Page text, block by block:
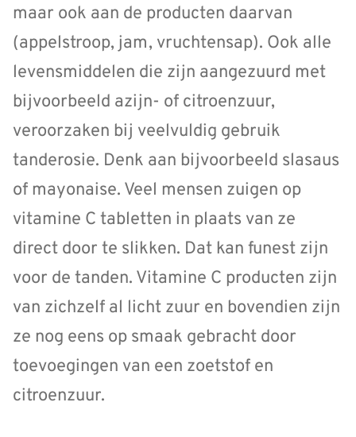
maar ook aan de producten daarvan
(appelstroop, jam, vruchtensap). Ook alle
levensmiddelen die zijn aangezuurd met
bijvoorbeeld azijn- of citroenzuur,
veroorzaken bij veelvuldig gebruik
tanderosie. Denk aan bijvoorbeeld slasaus
of mayonaise. Veel mensen zuigen op
vitamine C tabletten in plaats van ze
direct door te slikken. Dat kan funest zijn
voor de tanden. Vitamine C producten zijn
van zichzelf al licht zuur en bovendien zijn
ze nog eens op smaak gebracht door
toevoegingen van een zoetstof en
citroenzuur.